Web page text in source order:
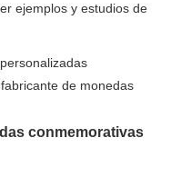
ejemplos y estudios de
conmemorativas